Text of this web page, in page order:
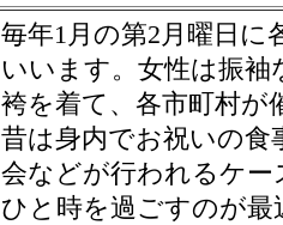
毎年1月の第2月曜日に
いいます。女性は振
袴を着て、各市町村が
昔は身内でお祝いの食
会などが行われるケ
ひと時を過ごすのが